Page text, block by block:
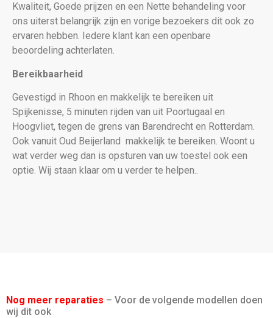
Kwaliteit, Goede prijzen en een Nette behandeling voor
ons uiterst belangrijk zijn en vorige bezoekers dit ook zo
ervaren hebben. Iedere klant kan een openbare
beoordeling achterlaten.
Bereikbaarheid
Gevestigd in Rhoon en makkelijk te bereiken uit
Spijkenisse, 5 minuten rijden van uit Poortugaal en
Hoogvliet, tegen de grens van Barendrecht en Rotterdam.
Ook vanuit Oud Beijerland makkelijk te bereiken. Woont u
wat verder weg dan is opsturen van uw toestel ook een
optie. Wij staan klaar om u verder te helpen..
Nog meer reparaties – Voor de volgende modellen doen
wij dit ook